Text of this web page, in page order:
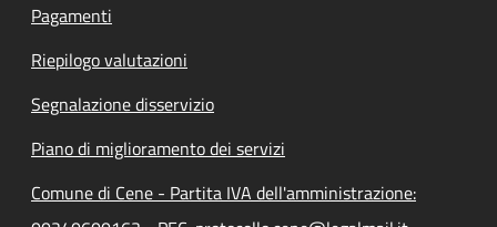
Pagamenti
Riepilogo valutazioni
Segnalazione disservizio
Piano di miglioramento dei servizi
Comune di Cene - Partita IVA dell'amministrazione: